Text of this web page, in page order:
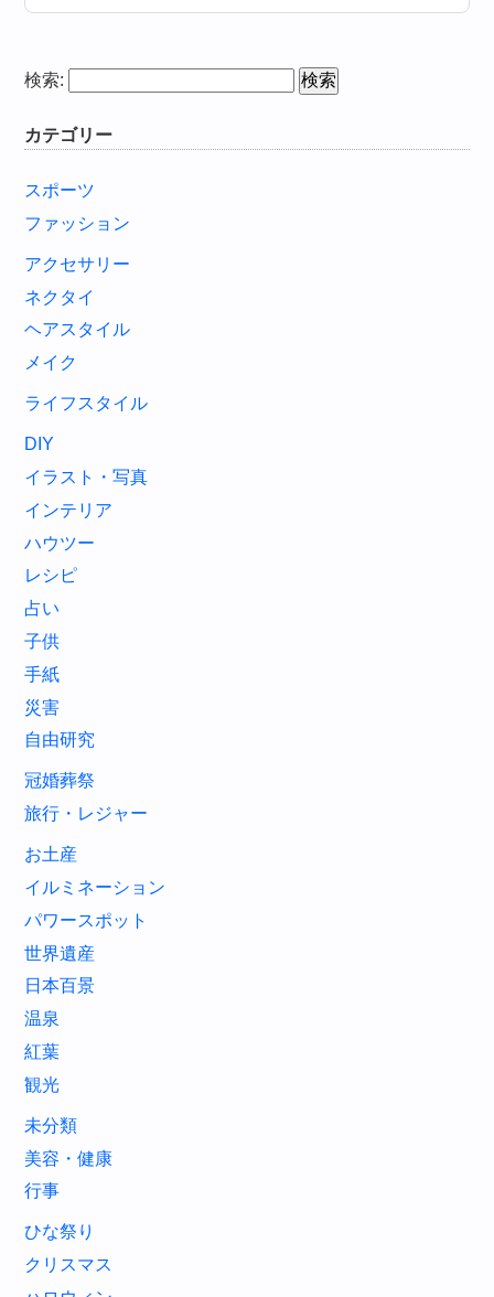
検索:
カテゴリー
スポーツ
ファッション
アクセサリー
ネクタイ
ヘアスタイル
メイク
ライフスタイル
DIY
イラスト・写真
インテリア
ハウツー
レシピ
占い
子供
手紙
災害
自由研究
冠婚葬祭
旅行・レジャー
お土産
イルミネーション
パワースポット
世界遺産
日本百景
温泉
紅葉
観光
未分類
美容・健康
行事
ひな祭り
クリスマス